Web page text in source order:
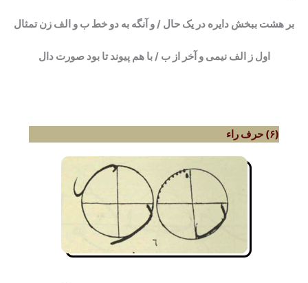
بر هشت ببخش دایره در یک حال / و آنگه به دو خط ب و الف زن تمثال
اول ز الف نیمی و آخر از ب / با هم پیوند تا بود صورت دال
(۶) حرف راء